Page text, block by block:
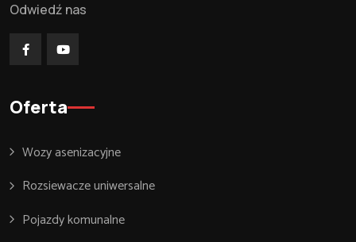
Odwiedź nas
Oferta
Wozy asenizacyjne
Rozsiewacze uniwersalne
Pojazdy komunalne